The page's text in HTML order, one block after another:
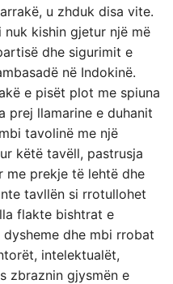
u zhduk disa vite.
nuk kishin gjetur një më
dhe sigurimit e
në Indokinë.
e pisët plot me spiuna
prej llamarine e duhanit
tavolinë me një
këtë tavëll, pastrusja
me prekje të lehtë dhe
tavllën si rrotullohet
flakte bishtrat e
dhe mbi rrobat
intelektualët,
zbraznin gjysmën e